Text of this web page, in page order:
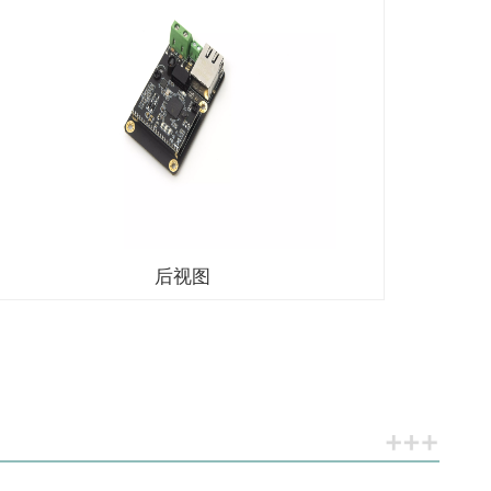
后视图